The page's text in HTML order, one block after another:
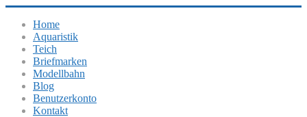
Home
Aquaristik
Teich
Briefmarken
Modellbahn
Blog
Benutzerkonto
Kontakt